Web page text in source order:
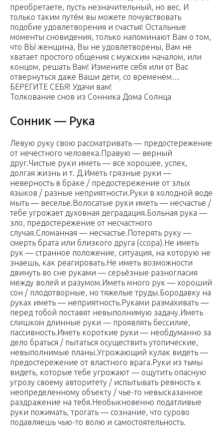
преобретаете, пусть незначительный, но вес. И
только таким путём вы можете почувствовать
подобие удовлетворения и счастья! Остальные
моменты сновидения, только напоминают Вам о том,
что ВЫ женщина, Вы не удовлетворены, Вам не
хватает простого общения с мужским началом, или
концом, решать Вам! Измените себя или от Вас
отвернуться даже Ваши дети, со временем…
БЕРЕГИТЕ СЕБЯ! Удачи вам!
Толкование снов из Сонника Дома Солнца
Сонник — Рука
Левую руку свою рассматривать — предостережение
от нечестного человека.Правую — верный
друг.Чистые руки иметь — все хорошее, успех,
долгая жизнь и т. Д.Иметь грязные руки —
неверность в браке / предостережение от злых
языков / разные неприятности.Руки в холодной воде
мыть — веселье.Волосатые руки иметь — несчастье /
тебе угрожает духовная деградация.Больная рука —
зло, предостережение от несчастного
случая.Сломанная — несчастье.Потерять руку —
смерть брата или близкого друга (ссора).Не иметь
рук — странное положение, ситуация, на которую не
знаешь, как реагировать.Не иметь возможности
двинуть во сне руками — серьёзные разногласия
между волей и разумом.Иметь много рук — хороший
сон / плодотворные, но тяжелые труды.Бородавку на
руках иметь — неприятность.Руками размахивать —
перед тобой поставят невыполнимую задачу.Иметь
слишком длинные руки — проявлять бессилие,
пассивность.Иметь короткие руки — необдуманно за
дело браться / пытаться осуществить утопические,
невыполнимые планы.Угрожающий кулак видеть —
предостережение от властного врага.Руки из тьмы
видеть, которые тебе угрожают — ощутить опасную
угрозу своему авторитету / испытывать ревность к
неопределенному объекту / чье-то невысказанное
раздражение на тебя.Необыкновенно податливые
руки пожимать, трогать — сознание, что сурово
подавляешь чью-то волю и самостоятельность.